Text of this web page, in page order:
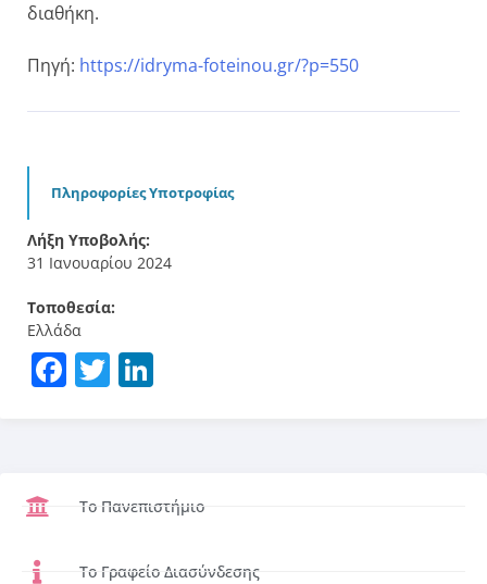
διαθήκη.
Πηγή: https://idryma-foteinou.gr/?p=550
Πληροφορίες Υποτροφίας
Λήξη Υποβολής:
31 Ιανουαρίου 2024
Τοποθεσία:
Ελλάδα
Facebook
Twitter
Το Πανεπιστήμιο
Το Γραφείο Διασύνδεσης